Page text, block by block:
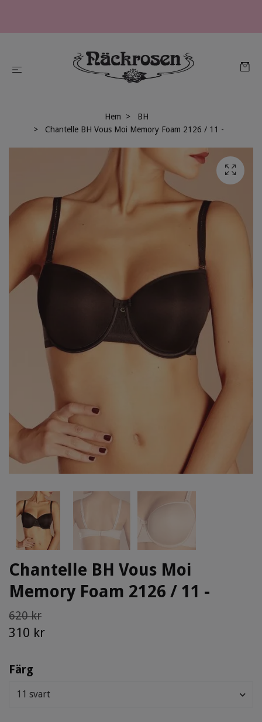
Hem
BH
Chantelle BH Vous Moi Memory Foam 2126 / 11 -
Chantelle BH Vous Moi
Memory Foam 2126 / 11 -
620 kr
310 kr
Färg
11 svart